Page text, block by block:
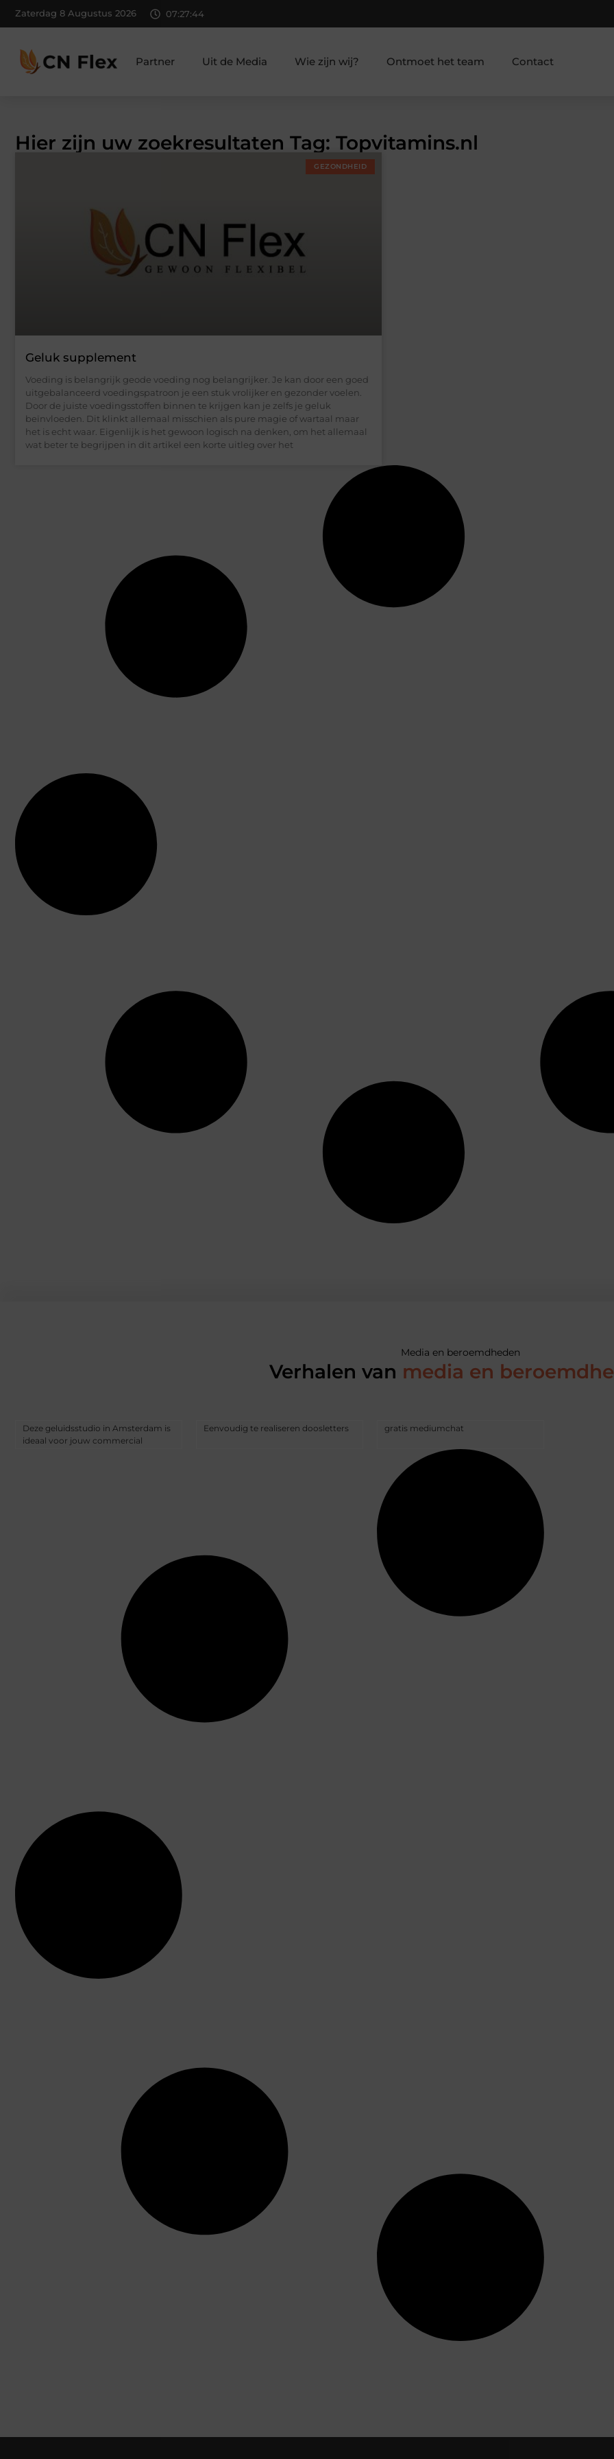
Zaterdag 8 Augustus 2026 07:27:45
Partner Uit de Media Wie zijn wij? Ontmoet het team Contact
Hier zijn uw zoekresultaten Tag: Topvitamins.nl
GEZONDHEID
Geluk supplement
Voeding is belangrijk geode voeding nog belangrijker. Je kan door een goed
uitgebalanceerd voedingspatroon je een stuk vrolijker en gezonder voelen.
Door de juiste voedingsstoffen binnen te krijgen kan je zelfs je geluk
beïnvloeden. Dit klinkt allemaal misschien als pure magie of wartaal maar
het is echt waar. Eigenlijk is het gewoon logisch na denken, om het allemaal
wat beter te begrijpen in dit artikel een korte uitleg over het
Media en beroemdheden
Verhalen van media en
Deze geluidsstudio in Amsterdam is
ideaal voor jouw commercial
Eenvoudig te realiseren doosletters gratis mediumchat